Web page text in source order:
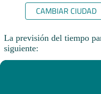
CAMBIAR CIUDAD
La previsión del tiempo
siguiente: